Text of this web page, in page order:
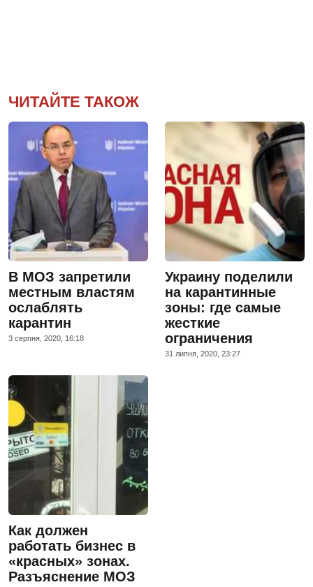
ЧИТАЙТЕ ТАКОЖ
В МОЗ запретили
местным властям
ослаблять
карантин
3 серпня, 2020, 16:18
Украину поделили
на карантинные
зоны: где самые
жесткие
ограничения
31 липня, 2020, 23:27
Как должен
работать бизнес в
«красных» зонах.
Разъяснение МОЗ